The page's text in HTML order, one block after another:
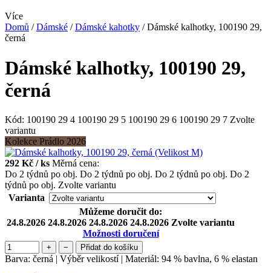
Více
Domů / Dámské / Dámské kahotky / Dámské kalhotky, 100190 29,
černá
Dámské kalhotky, 100190 29,
černá
Kód: 100190 29 4 100190 29 5 100190 29 6 100190 29 7 Zvolte
variantu
Kolekce Prádlo 2026
292 Kč / ks Měrná cena:
Do 2 týdnů po obj. Do 2 týdnů po obj. Do 2 týdnů po obj. Do 2
týdnů po obj. Zvolte variantu
Varianta
Můžeme doručit do:
24.8.2026 24.8.2026 24.8.2026 24.8.2026 Zvolte variantu
Možnosti doručení
+ − Přidat do košíku
Barva: černá | Výběr velikostí | Materiál: 94 % bavlna, 6 % elastan